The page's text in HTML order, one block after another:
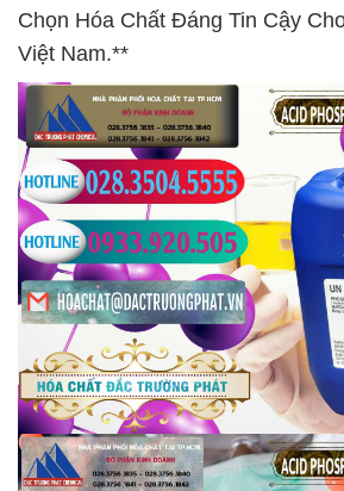
Chọn Hóa Chất Đáng Tin Cậy
Việt Nam.**